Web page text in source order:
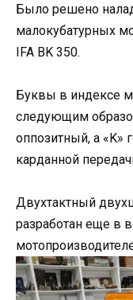
Было решено
малокубатурных
IFA BK 350.
Буквы в индексе
следующим
оппозитный, а «K»
карданной
Двухтактный
разработан еще в